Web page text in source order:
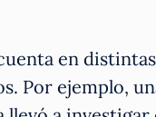
en
Por ejemplo,